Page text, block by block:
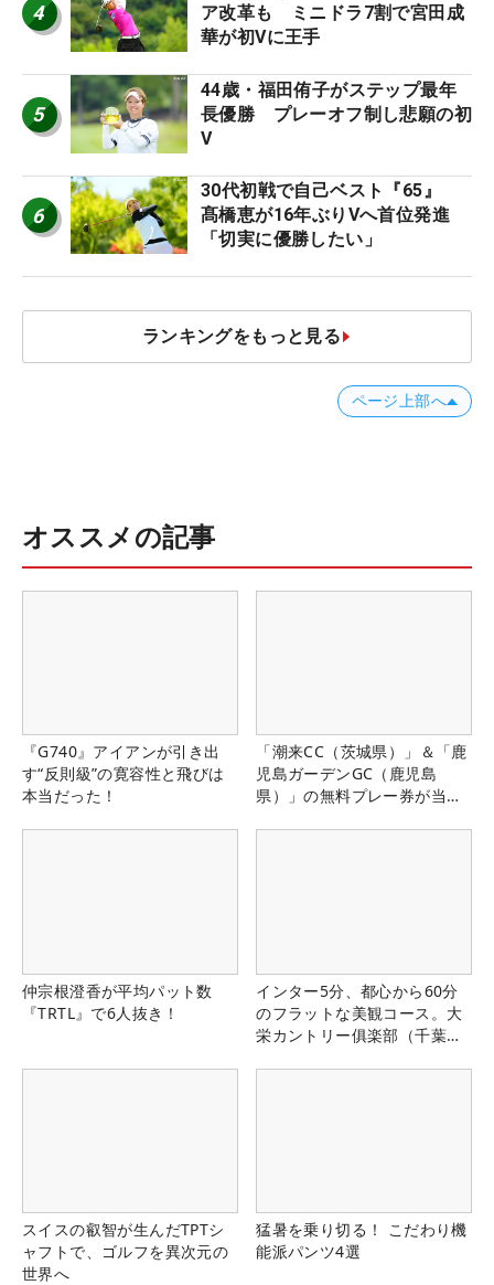
4
ア改革も ミニドラ7割で宮田成
華が初Vに王手
5
44歳・福田侑子がステップ最年
長優勝 プレーオフ制し悲願の初
V
6
30代初戦で自己ベスト『65』
髙橋恵が16年ぶりVへ首位発進
「切実に優勝したい」
ランキングをもっと見る
ページ上部へ
オススメの記事
『G740』アイアンが引き出
す“反則級”の寛容性と飛びは
本当だった！
「潮来CC（茨城県）」＆「鹿
児島ガーデンGC（鹿児島
県）」の無料プレー券が当た
仲宗根澄香が平均パット数
『TRTL』で6人抜き！
インター5分、都心から60分
のフラットな美観コース。大
栄カントリー俱楽部（千葉
スイスの叡智が生んだTPTシ
ャフトで、ゴルフを異次元の
世界へ
猛暑を乗り切る！ こだわり機
能派パンツ4選